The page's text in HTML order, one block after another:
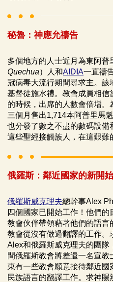
秘魯：神應允禱告
多個地方的人士近月為東阿普
Quechua）人和AIDIA一直禱
冠病毒大流行期間尋求主。
基督徒施水禮。教會成員相
的時候，出席的人數會倍增
三個月售出1,714本阿普里馬
也分發了數之不盡的數碼設備
這些聖經接觸族人，在這艱難
俄羅斯：鄰近國家的新開始
俄羅斯威克理夫總幹事Alex
四個國家已開始工作！他們
教會伙伴帶領藉著他們的語
教會從沒有做過翻譯的工作
Alex和俄羅斯威克理夫的團隊
間俄羅斯教會將差遣一名宣
東有一些教會願意接待鄰近
民族語言的翻譯工作。求神